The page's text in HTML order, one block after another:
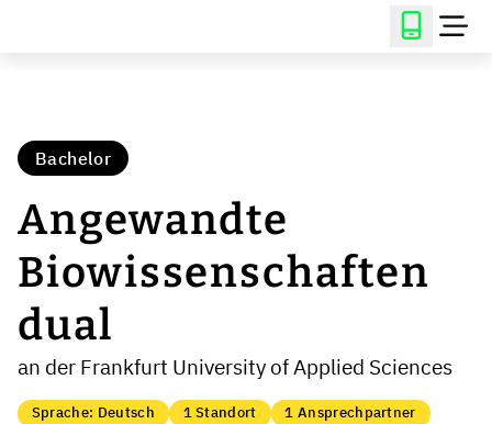
Bachelor
Angewandte
Biowissenschaften
dual
an der Frankfurt University of Applied Sciences
Sprache: Deutsch 1 Standort 1 Ansprechpartner